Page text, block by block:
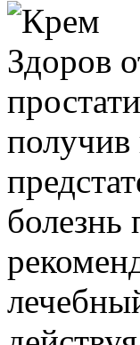
получив
болезнь